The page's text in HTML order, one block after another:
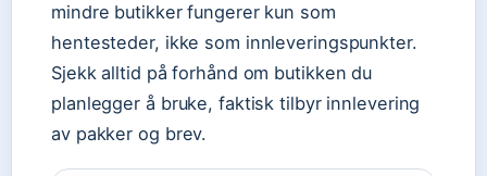
mindre butikker fungerer kun som
hentesteder, ikke som innleveringspunkter.
Sjekk alltid på forhånd om butikken du
planlegger å bruke, faktisk tilbyr innlevering
av pakker og brev.